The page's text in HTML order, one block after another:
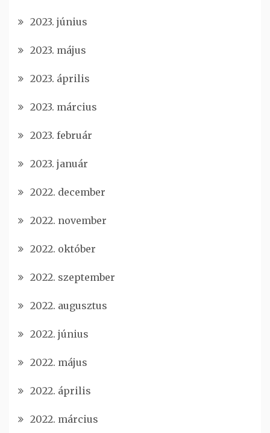
2023. június
2023. május
2023. április
2023. március
2023. február
2023. január
2022. december
2022. november
2022. október
2022. szeptember
2022. augusztus
2022. június
2022. május
2022. április
2022. március